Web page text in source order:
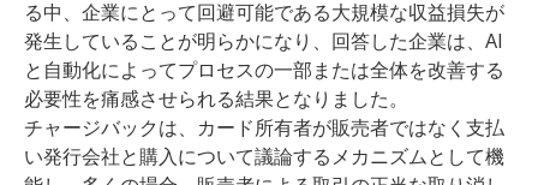
る中、企業にとって回避可能である大規模な収益損失が
発生していることが明らかになり、回答した企業は、AI
と自動化によってプロセスの一部または全体を改善する
必要性を痛感させられる結果となりました。
チャージバック は、カード所有者が販売者ではなく支払
い発行会社と購入について議論するメカニズムとして機